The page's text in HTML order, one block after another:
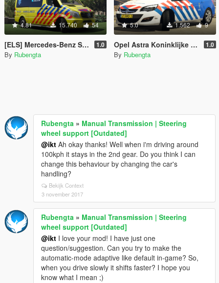
4.81 15.740 54
[ELS] Mercedes-Benz Sprinter Otaris 1.0
By Rubengta
5.0 1.562 9
Opel Astra Koninklijke Marechaussee (Dutch Military Police) 1.0
By Rubengta
Rubengta » Manual Transmission | Steering
wheel support [Outdated]
@ikt Ah okay thanks! Well when i'm driving around
100kph it stays in the 2nd gear. Do you think I can
change this behaviour by changing the car's
handling?
Bekijk Context
3 november 2017
Rubengta » Manual Transmission | Steering
wheel support [Outdated]
@ikt I love your mod! I have just one
question/suggestion. Can you try to make the
automatic-mode adaptive like default in-game? So,
when you drive slowly it shifts faster? I hope you
know what I mean ;)